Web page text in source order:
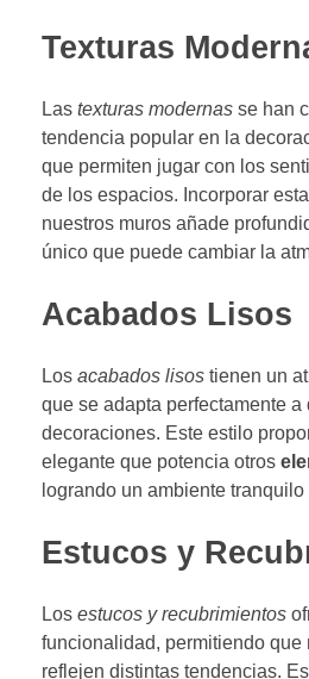
Texturas
Las texturas modernas se han
tendencia popular en la
que permiten jugar con los
de los espacios. Incorporar
nuestros muros añade
único que puede cambiar la
Acabados Lisos
Los acabados lisos tienen un
que se adapta perfectamente a
decoraciones. Este estilo
elegante que potencia otros
logrando un ambiente
Estucos y
Los estucos y recubrimientos
funcionalidad, permitiendo que
reflejen distintas tendencias.